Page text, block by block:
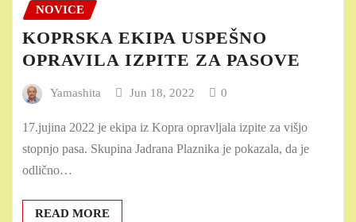
NOVICE
KOPRSKA EKIPA USPEŠNO
OPRAVILA IZPITE ZA PASOVE
Yamashita Jun 18, 2022 0
17.jujina 2022 je ekipa iz Kopra opravljala izpite za višjo
stopnjo pasa. Skupina Jadrana Plaznika je pokazala, da je
odlično…
READ MORE